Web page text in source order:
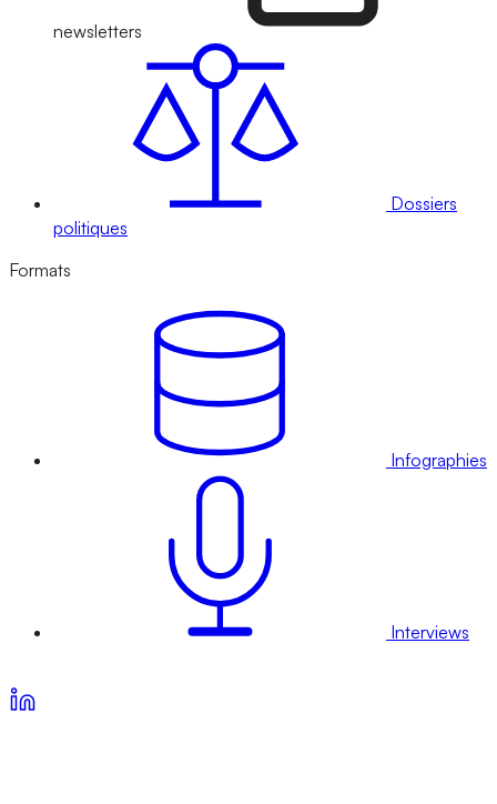
newsletters
Dossiers
politiques
Formats
Infographies
Interviews